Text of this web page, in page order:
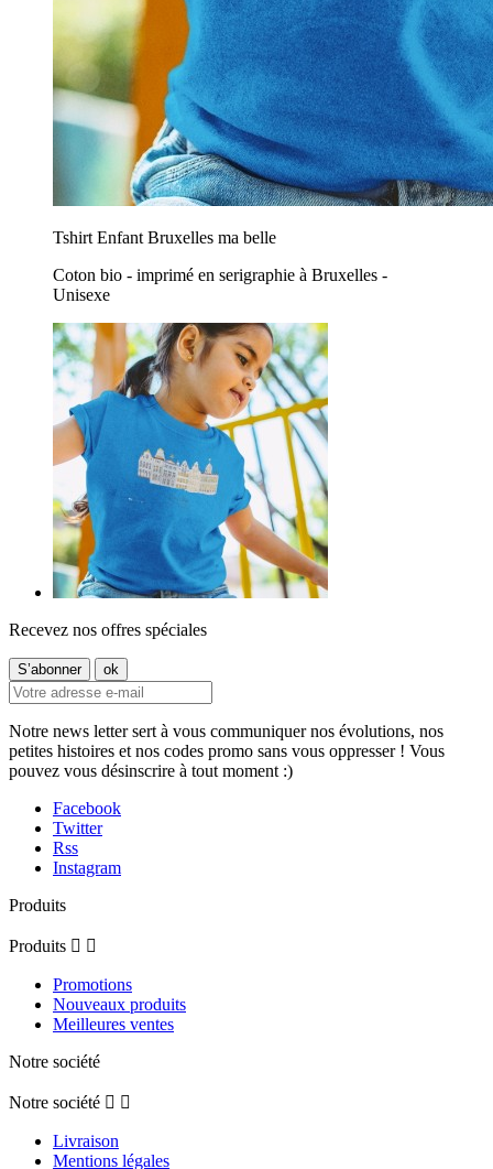
Tshirt Enfant Bruxelles ma belle
Coton bio - imprimé en serigraphie à Bruxelles -
Unisexe
Recevez nos offres spéciales
Notre news letter sert à vous communiquer nos évolutions, nos
petites histoires et nos codes promo sans vous oppresser ! Vous
pouvez vous désinscrire à tout moment :)
Facebook
Twitter
Rss
Instagram
Produits
Produits  
Promotions
Nouveaux produits
Meilleures ventes
Notre société
Notre société  
Livraison
Mentions légales